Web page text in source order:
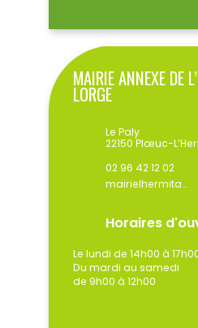
MAIRIE ANNEXE DE
LORGE
Le Paly
22150 Plœuc-
02 96 42 12 02
mairielhermitage@ploeuclhermitage.bzh
Horaires
Le lundi de 14h00 à
Du mardi au samedi
de 9h00 à 12h00